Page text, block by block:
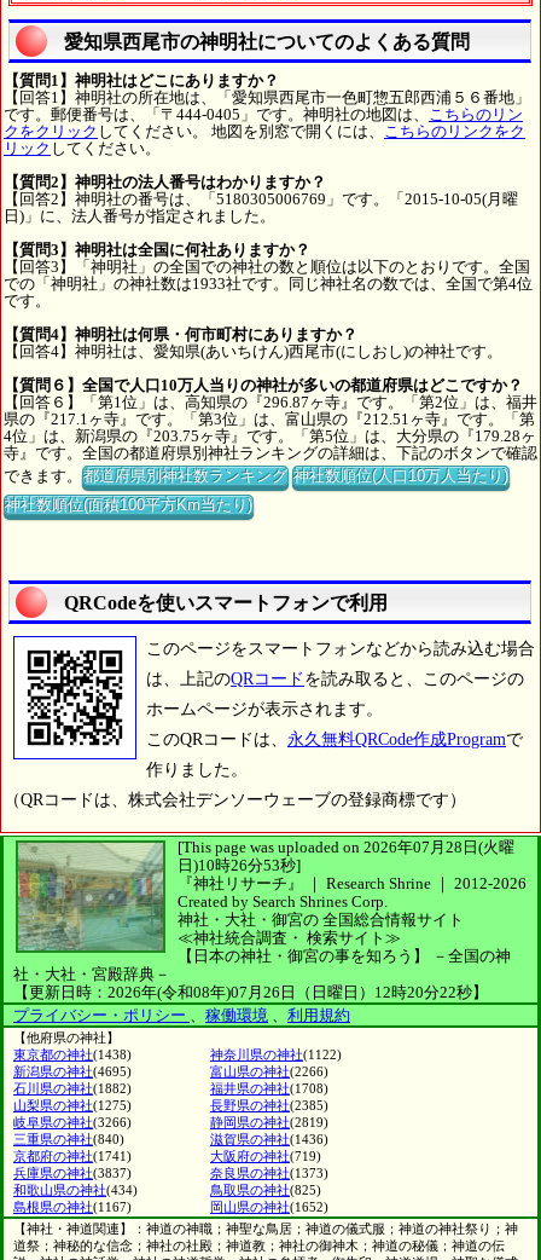
愛知県西尾市の神明社についてのよくある質問
【質問1】神明社はどこにありますか？
【回答1】神明社の所在地は、「愛知県西尾市一色町惣五郎西浦５６番地」
です。郵便番号は、「〒444-0405」です。神明社の地図は、 こちらのリン
クをクリック してください。 地図を別窓で開くには、 こちらのリンクをク
リック してください。
【質問2】神明社の法人番号はわかりますか？
【回答2】神明社の番号は、「5180305006769」です。「2015-10-05(月曜
日)」に、法人番号が指定されました。
【質問3】神明社は全国に何社ありますか？
【回答3】「神明社」の全国での神社の数と順位は以下のとおりです。全国
での「神明社」の神社数は1933社です。同じ神社名の数では、全国で第4位
です。
【質問4】神明社は何県・何市町村にありますか？
【回答4】神明社は、愛知県(あいちけん)西尾市(にしおし)の神社です。
【質問６】全国で人口10万人当りの神社が多いの都道府県はどこですか？
【回答６】「第1位」は、高知県の『296.87ヶ寺』です。「第2位」は、福井
県の『217.1ヶ寺』です。「第3位」は、富山県の『212.51ヶ寺』です。「第
4位」は、新潟県の『203.75ヶ寺』です。「第5位」は、大分県の『179.28ヶ
寺』です。全国の都道府県別神社ランキングの詳細は、下記のボタンで確認
できます。都道府県別神社数ランキング 神社数順位(人口10万人当たり)
神社数順位(面積100平方Km当たり)
QRCodeを使いスマートフォンで利用
このページをスマートフォンなどから読み込む場合
は、上記のQRコード を読み取ると、このページの
ホームページが表示されます。
このQRコードは、 永久無料QRCode作成Programで
作りました。
（QRコードは、株式会社デンソーウェーブの登録商標です）
[This page was uploaded on 2026年07月28日(火曜
日)10時26分53秒]
『神社リサーチ』 ｜ Research Shrine ｜ 2012-2026
Created by Search Shrines Corp.
神社・大社・御宮の 全国総合情報サイト
≪神社統合調査・ 検索サイト≫
【日本の神社・御宮の事を知ろう】
－全国の神
社・大社・宮殿辞典－
【更新日時：2026年(令和08年)07月26日（日曜日）12時20分22秒】
プライバシー・ポリシー 、 稼働環境 、 利用規約
【他府県の神社】
東京都の神社(1438) 神奈川県の神社(1122)
新潟県の神社(4695) 富山県の神社(2266)
石川県の神社(1882) 福井県の神社(1708)
山梨県の神社(1275) 長野県の神社(2385)
岐阜県の神社(3266) 静岡県の神社(2819)
三重県の神社(840) 滋賀県の神社(1436)
京都府の神社(1741) 大阪府の神社(719)
兵庫県の神社(3837) 奈良県の神社(1373)
和歌山県の神社(434) 鳥取県の神社(825)
島根県の神社(1167) 岡山県の神社(1652)
【神社・神道関連】：神道の神職；神聖な鳥居；神道の儀式服；神道の神社祭り；神
道祭；神秘的な信念；神社の社殿；神道教；神社の御神木；神道の秘儀；神道の伝